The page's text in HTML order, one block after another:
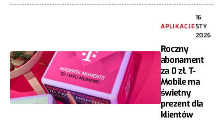
APLIKACJE
16
STY
2026
Roczny
abonament
za 0 zł. T-
Mobile ma
świetny
prezent dla
klientów